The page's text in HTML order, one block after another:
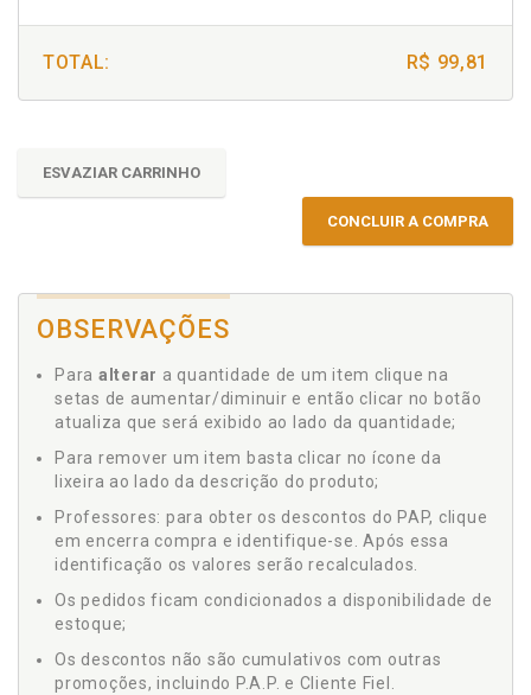
TOTAL: R$ 99,81
ESVAZIAR CARRINHO
CONCLUIR A COMPRA
OBSERVAÇÕES
Para alterar a quantidade de um item clique na
setas de aumentar/diminuir e então clicar no botão
atualiza que será exibido ao lado da quantidade;
Para remover um item basta clicar no ícone da
lixeira ao lado da descrição do produto;
Professores: para obter os descontos do PAP, clique
em encerra compra e identifique-se. Após essa
identificação os valores serão recalculados.
Os pedidos ficam condicionados a disponibilidade de
estoque;
Os descontos não são cumulativos com outras
promoções, incluindo P.A.P. e Cliente Fiel.